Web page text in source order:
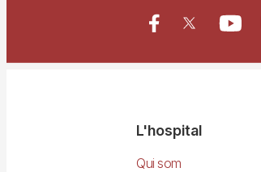
NavegacióL'hospital
Qui som